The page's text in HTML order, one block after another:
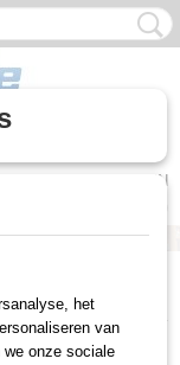
UW WINKELWAGEN
het
van
we onze sociale